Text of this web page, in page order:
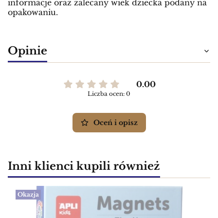
informacje oraz zalecany wiek dziecka podany na
opakowaniu.
Opinie
0.00
Liczba ocen: 0
Oceń i opisz
Inni klienci kupili również
Okazja